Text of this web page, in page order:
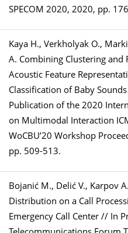
SPECOM 2020, 2020, pp.
Kaya H., Verkholyak O.,
A. Combining Clustering and
Acoustic Feature
Classification of Baby
Publication of the 2020
on Multimodal Interaction
WoCBU’20 Workshop
pp. 509-513.
Bojanić M., Delić V., Karpov
Distribution on a Call
Emergency Call Center // In